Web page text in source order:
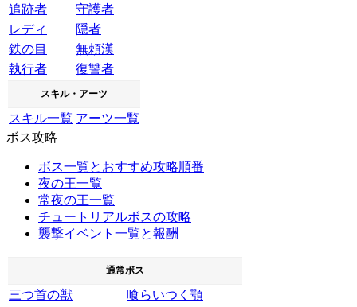
追跡者
守護者
レディ
隠者
鉄の目
無頼漢
執行者
復讐者
スキル・アーツ
スキル一覧 アーツ一覧
ボス攻略
ボス一覧とおすすめ攻略順番
夜の王一覧
常夜の王一覧
チュートリアルボスの攻略
襲撃イベント一覧と報酬
通常ボス
三つ首の獣
喰らいつく顎